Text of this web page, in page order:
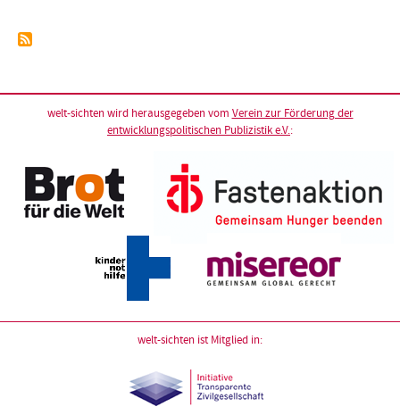
welt-sichten wird herausgegeben vom Verein zur Förderung der
entwicklungspolitischen Publizistik e.V.:
welt-sichten ist Mitglied in: